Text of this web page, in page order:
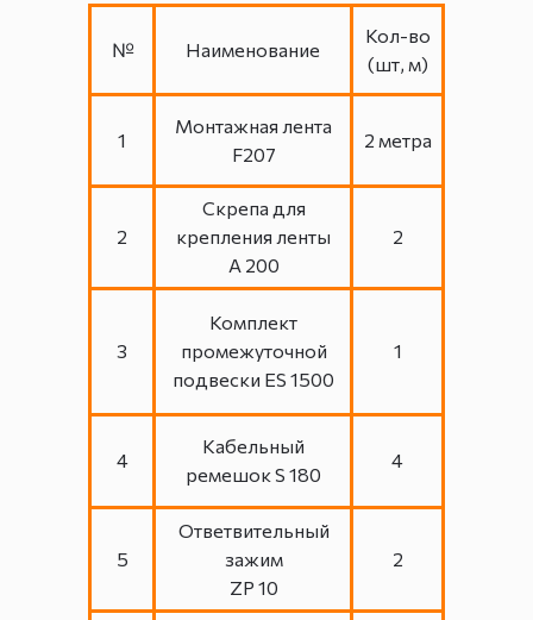
5
4
3
2
1
№
Ответвительный
зажим
ZP 10
Кабельный
ремешок S 180
Комплект
промежуточной
подвески ES 1500
Скрепа для
крепления ленты
А 200
Монтажная лента
F207
Наименование
2
4
1
2
2 метра
Кол-во
(шт, м)